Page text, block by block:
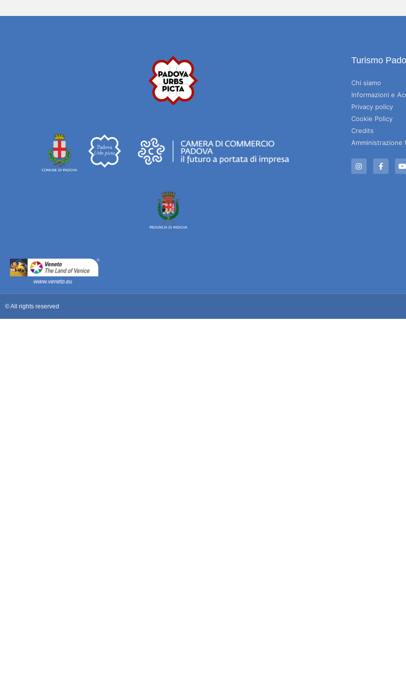
Turismo
Chi siamo
Informazioni e
Privacy policy
Cookie Policy
Credits
Amministrazione
© All rights reserved